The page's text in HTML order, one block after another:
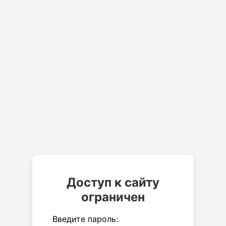
Доступ к сайту
ограничен
Введите пароль: